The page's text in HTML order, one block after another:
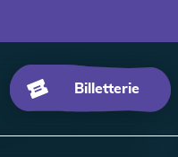
Billetterie